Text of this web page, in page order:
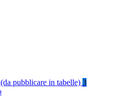
pubblicare in tabelle) 3